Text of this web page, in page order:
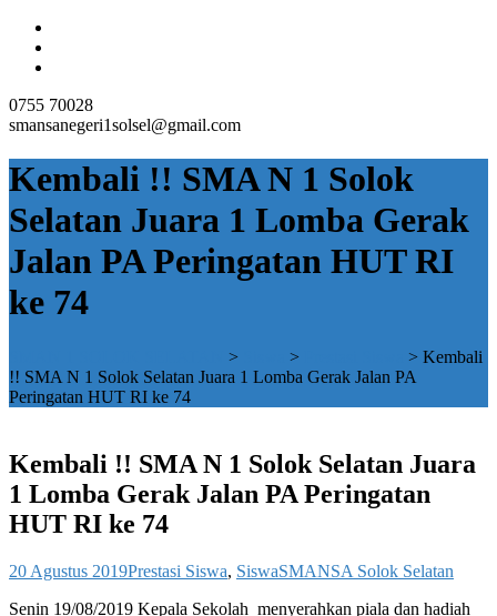
0755 70028
smansanegeri1solsel@gmail.com
Kembali !! SMA N 1 Solok
Selatan Juara 1 Lomba Gerak
Jalan PA Peringatan HUT RI
ke 74
> > > Kembali
!! SMA N 1 Solok Selatan Juara 1 Lomba Gerak Jalan PA
Peringatan HUT RI ke 74
Kembali !! SMA N 1 Solok Selatan Juara
1 Lomba Gerak Jalan PA Peringatan
HUT RI ke 74
20 Agustus 2019Prestasi Siswa, SiswaSMANSA Solok Selatan
Senin 19/08/2019 Kepala Sekolah menyerahkan piala dan hadiah